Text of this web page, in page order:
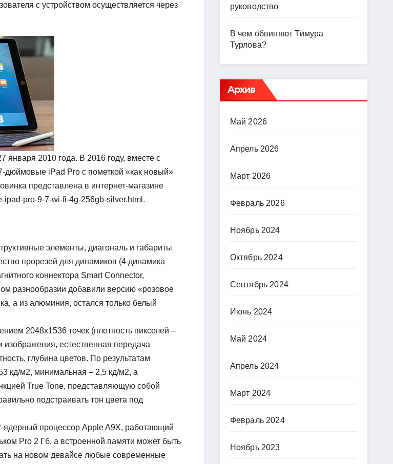
с устройством осуществляется через
2010 года. В 2016 году, вместе с
дюймовые iPad Pro с пометкой «как новый»
представлена в интернет-магазине
pro-9-7-wi-fi-4g-256gb-silver.html.
элементы, диагональ и габариты
прорезей для динамиков (4 динамика
коннектора Smart Connector,
разнообразии добавили версию «розовое
а из алюминия, остался только белый
2048х1536 точек (плотность пикселей –
естественная передача
глубина цветов. По результатам
кд/м2, минимальная – 2,5 кд/м2, а
True Tone, представляющую собой
подстраивать тон цвета под
ядерный процессор Apple A9X, работающий
Pro 2 Гб, а встроенной памяти может быть
на новом девайсе любые современные
руководство
В чем обвиняют Тимура
Турлова?
Архив
Май 2026
Апрель 2026
Март 2026
Февраль 2026
Ноябрь 2024
Октябрь 2024
Сентябрь 2024
Июнь 2024
Май 2024
Апрель 2024
Март 2024
Февраль 2024
Ноябрь 2023